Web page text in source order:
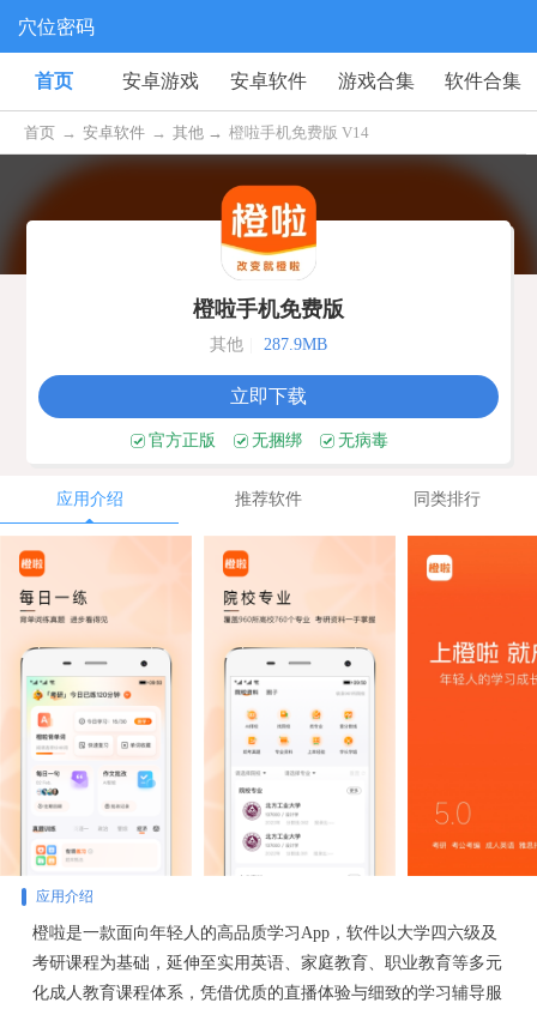
穴位密码
首页 安卓游戏 安卓软件 游戏合集 软件合集
首页 → 安卓软件 → 其他 → 橙啦手机免费版 V14
橙啦手机免费版
其他 287.9MB
立即下载
官方正版 无捆绑 无病毒
应用介绍 推荐软件 同类排行
应用介绍
橙啦是一款面向年轻人的高品质学习App，软件以大学四六级及
考研课程为基础，延伸至实用英语、家庭教育、职业教育等多元
化成人教育课程体系，凭借优质的直播体验与细致的学习辅导服